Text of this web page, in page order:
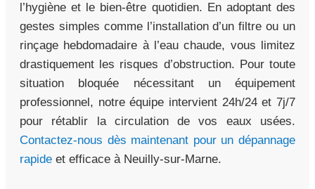
l’hygiène et le bien-être quotidien. En adoptant des
gestes simples comme l’installation d’un filtre ou un
rinçage hebdomadaire à l’eau chaude, vous limitez
drastiquement les risques d’obstruction. Pour toute
situation bloquée nécessitant un équipement
professionnel, notre équipe intervient 24h/24 et 7j/7
pour rétablir la circulation de vos eaux usées.
Contactez-nous dès maintenant pour un dépannage
rapide et efficace à Neuilly-sur-Marne.